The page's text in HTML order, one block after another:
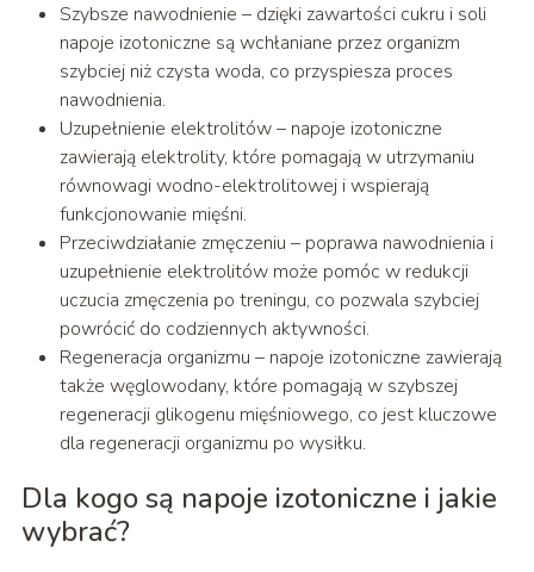
Szybsze nawodnienie – dzięki zawartości cukru i soli
napoje izotoniczne są wchłaniane przez organizm
szybciej niż czysta woda, co przyspiesza proces
nawodnienia.
Uzupełnienie elektrolitów – napoje izotoniczne
zawierają elektrolity, które pomagają w utrzymaniu
równowagi wodno-elektrolitowej i wspierają
funkcjonowanie mięśni.
Przeciwdziałanie zmęczeniu – poprawa nawodnienia i
uzupełnienie elektrolitów może pomóc w redukcji
uczucia zmęczenia po treningu, co pozwala szybciej
powrócić do codziennych aktywności.
Regeneracja organizmu – napoje izotoniczne zawierają
także węglowodany, które pomagają w szybszej
regeneracji glikogenu mięśniowego, co jest kluczowe
dla regeneracji organizmu po wysiłku.
Dla kogo są napoje izotoniczne i jakie
wybrać?